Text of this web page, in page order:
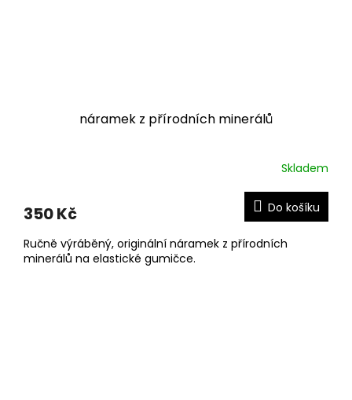
náramek z přírodních minerálů
Skladem
350 Kč Do košíku
Ručně výráběný, originální náramek z přírodních
minerálů na elastické gumičce.